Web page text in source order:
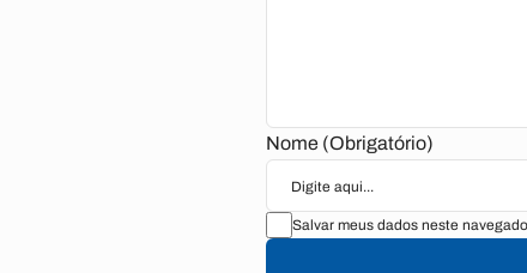
Nome (Obrigatório)
Salvar meus dados neste